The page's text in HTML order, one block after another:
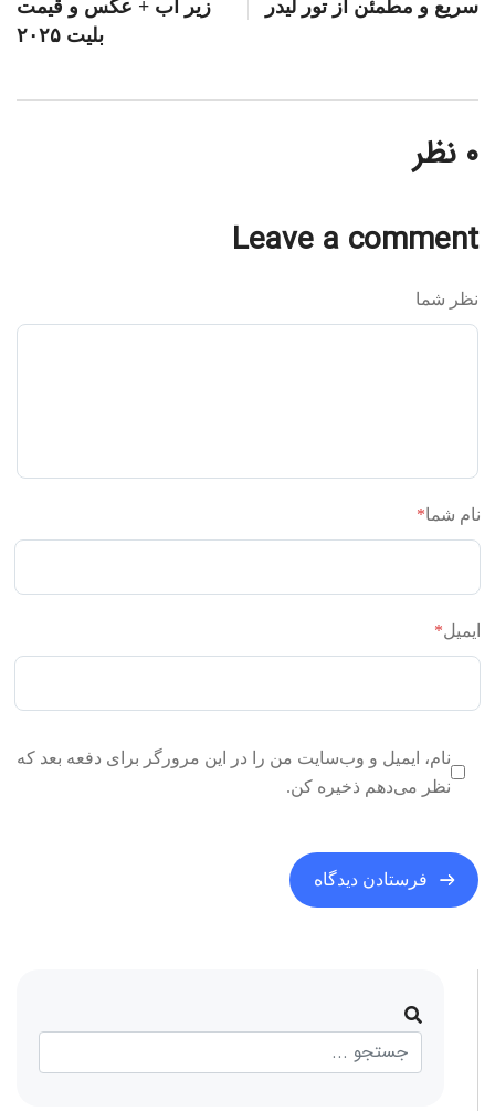
زیر آب + عکس و قیمت
بلیت ۲۰۲۵
سریع و مطمئن از تور لیدر
۰ نظر
Leave a comment
نظر شما
نام شما*
ایمیل*
نام، ایمیل و وب‌سایت من را در این مرورگر برای دفعه بعد که
نظر می‌دهم ذخیره کن.